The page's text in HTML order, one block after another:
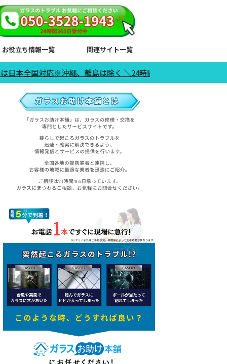
お役立ち情報一覧 関連サイト一覧
、離島は除く ＼24時間365日受付中／